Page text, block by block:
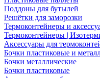
Поддоны для бутылей
Решётки для заморозки
Термоконтейнеры и
Термоконтейнеры |
Аксессуары для
Бочки пластиковые и
Бочки металлические
Бочки пластиковые